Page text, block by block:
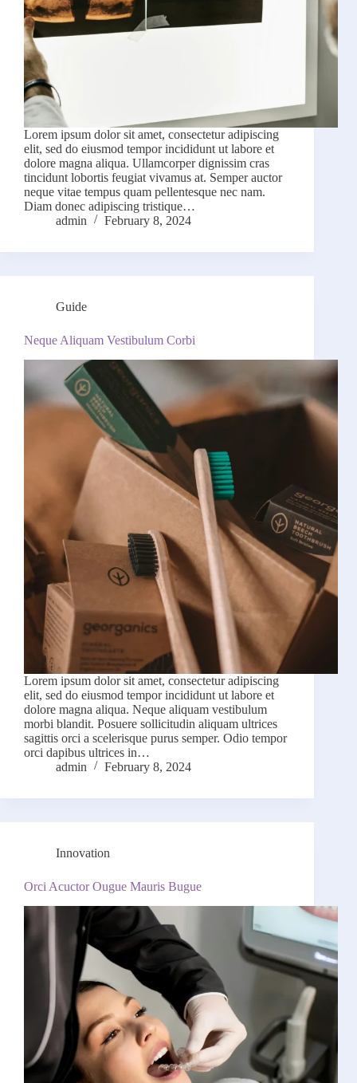
Lorem ipsum dolor sit amet, consectetur adipiscing
elit, sed do eiusmod tempor incididunt ut labore et
dolore magna aliqua. Ullamcorper dignissim cras
tincidunt lobortis feugiat vivamus at. Semper auctor
neque vitae tempus quam pellentesque nec nam.
Diam donec adipiscing tristique…
admin
February 8, 2024
Guide
Neque Aliquam Vestibulum Corbi
Lorem ipsum dolor sit amet, consectetur adipiscing
elit, sed do eiusmod tempor incididunt ut labore et
dolore magna aliqua. Neque aliquam vestibulum
morbi blandit. Posuere sollicitudin aliquam ultrices
sagittis orci a scelerisque purus semper. Odio tempor
orci dapibus ultrices in…
admin
February 8, 2024
Innovation
Orci Acuctor Ougue Mauris Bugue